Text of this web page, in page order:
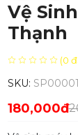
Vệ
Thạnh
(0
SKU:
180,000đ